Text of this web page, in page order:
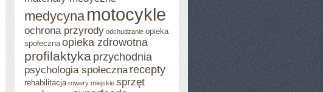
medycyna motocykle
ochrona przyrody odchudzanie opieka
społeczna opieka zdrowotna
profilaktyka przychodnia
psychologia społeczna recepty
rehabilitacja rowery miejskie sprzęt